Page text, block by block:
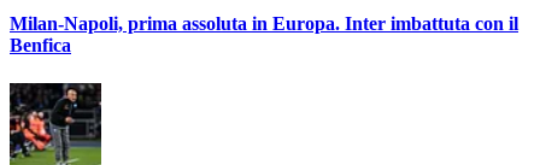
Milan-Napoli, prima assoluta in Europa. Inter imbattuta con il
Benfica